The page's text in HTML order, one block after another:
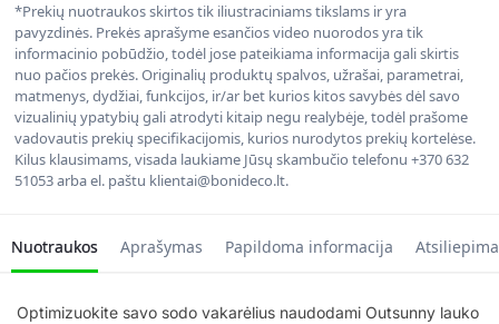
*Prekių nuotraukos skirtos tik iliustraciniams tikslams ir yra
pavyzdinės. Prekės aprašyme esančios video nuorodos yra tik
informacinio pobūdžio, todėl jose pateikiama informacija gali skirtis
nuo pačios prekės. Originalių produktų spalvos, užrašai, parametrai,
matmenys, dydžiai, funkcijos, ir/ar bet kurios kitos savybės dėl savo
vizualinių ypatybių gali atrodyti kitaip negu realybėje, todėl prašome
vadovautis prekių specifikacijomis, kurios nurodytos prekių kortelėse.
Kilus klausimams, visada laukiame Jūsų skambučio telefonu +370 632
51053 arba el. paštu klientai@bonideco.lt.
Nuotraukos Aprašymas Papildoma informacija
Optimizuokite savo sodo vakarėlius naudodami Outsunny lauko